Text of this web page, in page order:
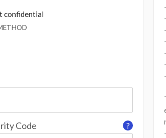
confidential
?
Code